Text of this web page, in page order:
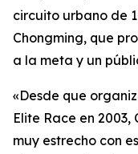
circuito urbano de
Chongming, que
a la meta y un
«Desde que
Elite Race en
muy estrecho con